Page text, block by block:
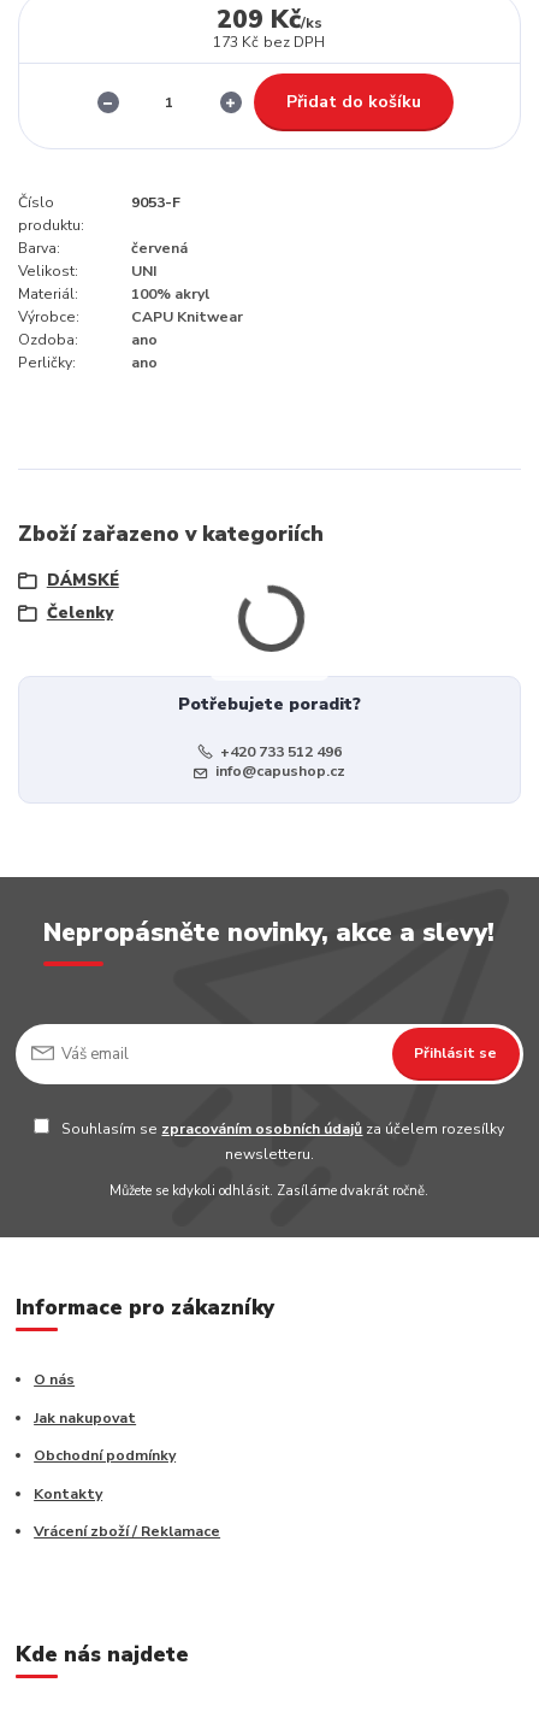
209 Kč/ks
173 Kč bez DPH
Přidat do košíku
Číslo
produktu:
9053-F
Barva:
červená
Velikost:
UNI
Materiál:
100% akryl
Výrobce:
CAPU Knitwear
Ozdoba:
ano
Perličky:
ano
Zboží zařazeno v kategoriích
DÁMSKÉ
Čelenky
Potřebujete poradit?
+420 733 512 496
info@capushop.cz
Nepropásněte novinky, akce a slevy!
Přihlásit se
Souhlasím se zpracováním osobních údajů za účelem rozesílky
newsletteru.
Můžete se kdykoli odhlásit. Zasíláme dvakrát ročně.
Informace pro zákazníky
O nás
Jak nakupovat
Obchodní podmínky
Kontakty
Vrácení zboží / Reklamace
Kde nás najdete